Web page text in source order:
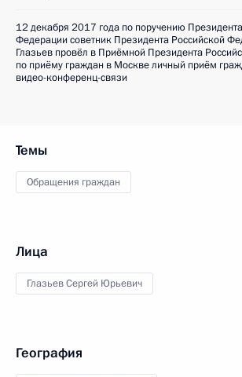
12 декабря 2017 года по поручению
Федерации советник Президента Российской
Глазьев провёл в Приёмной Президента
по приёму граждан в Москве личный приём
видео-конференц-связи
Темы
Обращения граждан
Лица
Глазьев Сергей Юрьевич
География